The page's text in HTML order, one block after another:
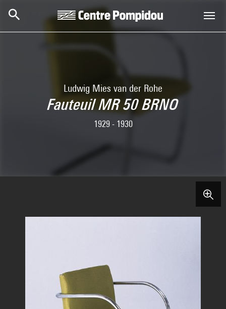
Centre Pompidou
Ludwig Mies van der Rohe
Fauteuil MR 50 BRNO
1929 - 1930